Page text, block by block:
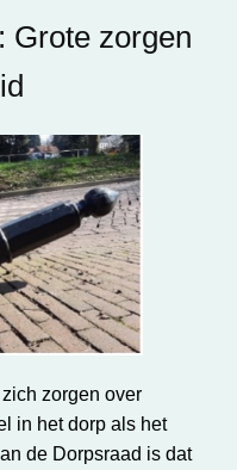
Grote zorgen
zorgen over
in het dorp als het
de Dorpsraad is dat